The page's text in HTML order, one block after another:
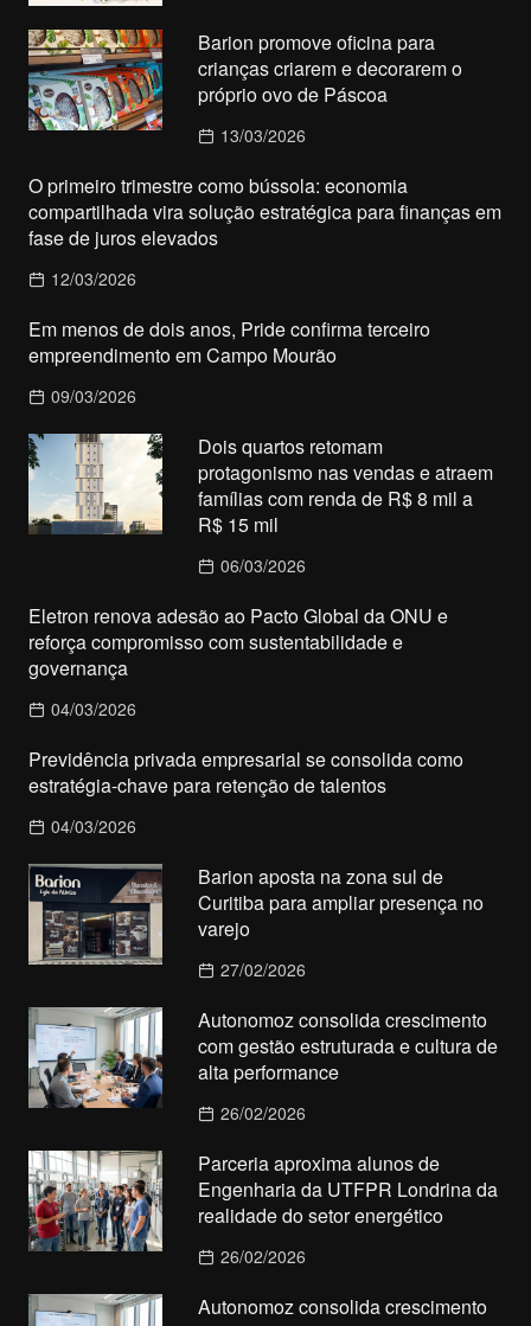
Barion promove oficina para
crianças criarem e decorarem o
próprio ovo de Páscoa
13/03/2026
O primeiro trimestre como bússola: economia
compartilhada vira solução estratégica para finanças em
fase de juros elevados
12/03/2026
Em menos de dois anos, Pride confirma terceiro
empreendimento em Campo Mourão
09/03/2026
Dois quartos retomam
protagonismo nas vendas e atraem
famílias com renda de R$ 8 mil a
R$ 15 mil
06/03/2026
Eletron renova adesão ao Pacto Global da ONU e
reforça compromisso com sustentabilidade e
governança
04/03/2026
Previdência privada empresarial se consolida como
estratégia-chave para retenção de talentos
04/03/2026
Barion aposta na zona sul de
Curitiba para ampliar presença no
varejo
27/02/2026
Autonomoz consolida crescimento
com gestão estruturada e cultura de
alta performance
26/02/2026
Parceria aproxima alunos de
Engenharia da UTFPR Londrina da
realidade do setor energético
26/02/2026
Autonomoz consolida crescimento